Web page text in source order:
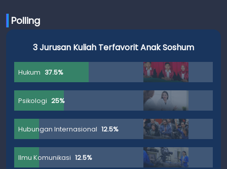
Polling
3 Jurusan Kuliah Terfavorit Anak Soshum
Hukum 37.5%
Psikologi 25%
Hubungan Internasional 12.5%
Ilmu Komunikasi 12.5%